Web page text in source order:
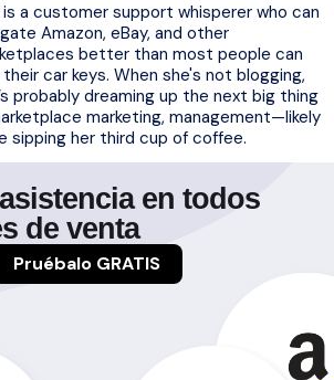
is a customer support whisperer who can
Amazon, eBay, and other
better than most people can
car keys. When she's not blogging,
probably dreaming up the next big thing
marketing, management—likely
sipping her third cup of coffee.
en todos
de venta
Pruébalo GRATIS